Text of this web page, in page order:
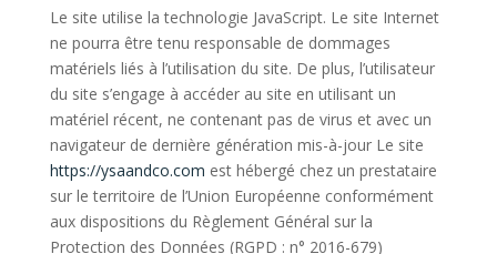
Le site utilise la technologie JavaScript. Le site Internet
ne pourra être tenu responsable de dommages
matériels liés à l’utilisation du site. De plus, l’utilisateur
du site s’engage à accéder au site en utilisant un
matériel récent, ne contenant pas de virus et avec un
navigateur de dernière génération mis-à-jour Le site
https://ysaandco.com est hébergé chez un prestataire
sur le territoire de l’Union Européenne conformément
aux dispositions du Règlement Général sur la
Protection des Données (RGPD : n° 2016-679)